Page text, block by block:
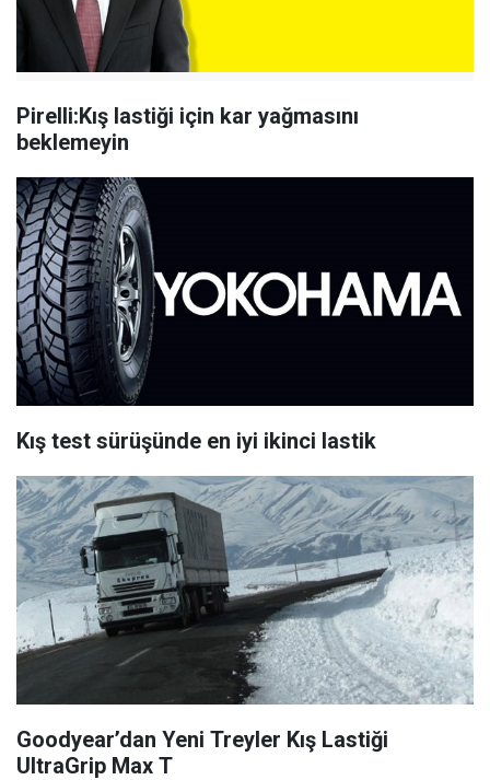
Pirelli:Kış lastiği için kar yağmasını
beklemeyin
Kış test sürüşünde en iyi ikinci lastik
Goodyear’dan Yeni Treyler Kış Lastiği
UltraGrip Max T